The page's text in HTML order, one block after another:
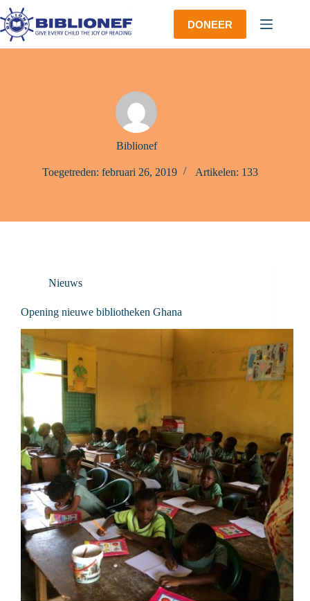
Ga
naar
de
inhoud
DONEER
Biblionef
Toegetreden: februari 26, 2019 Artikelen: 133
Nieuws
Opening nieuwe bibliotheken Ghana